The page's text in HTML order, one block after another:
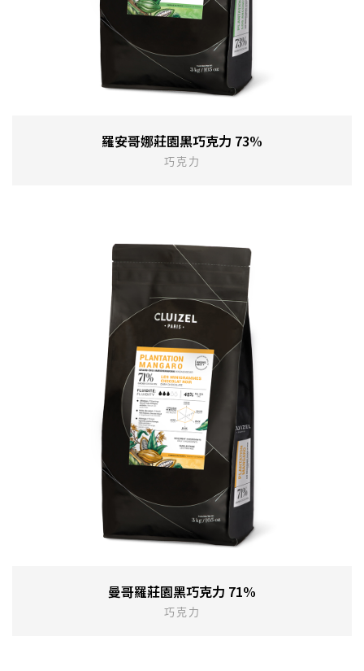
羅安哥娜莊園黑巧克力 73%
巧克力
曼哥羅莊園黑巧克力 71%
巧克力